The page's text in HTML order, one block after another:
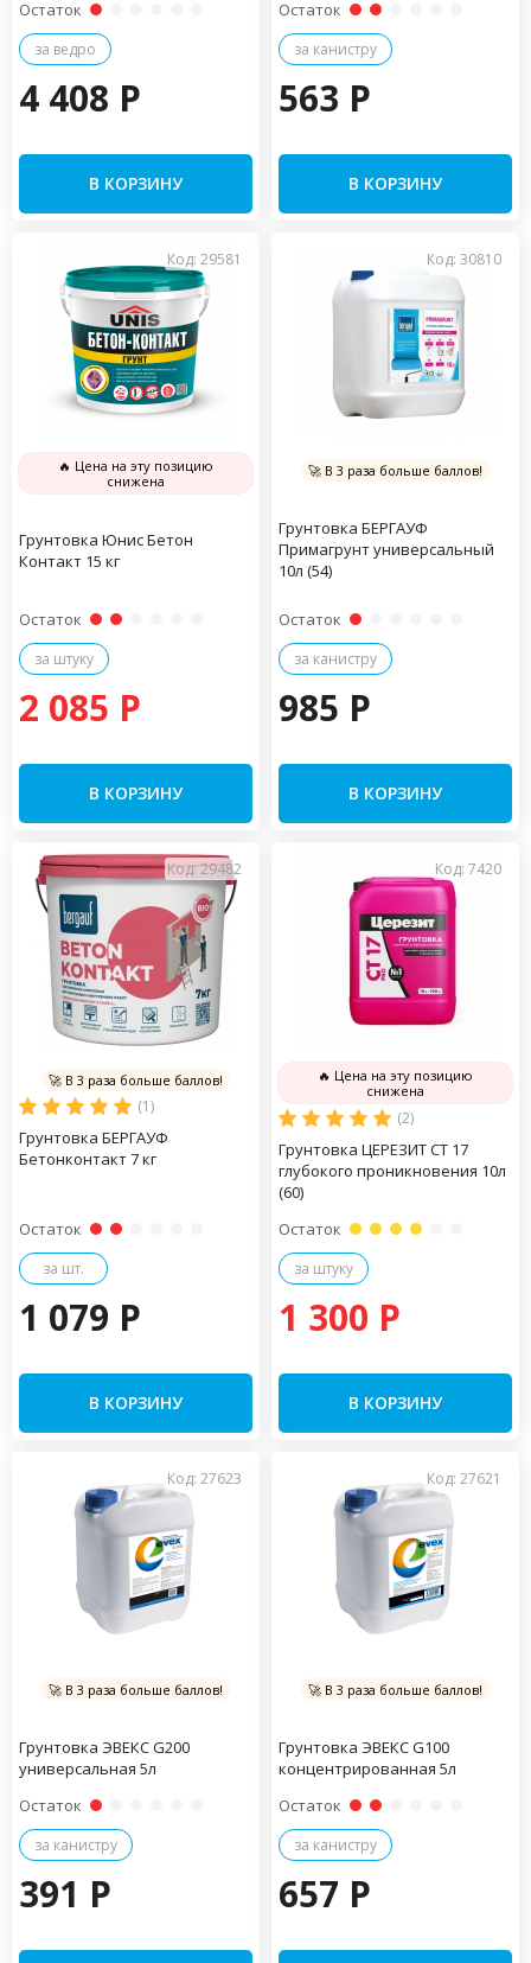
Остаток
за ведро
4 408 P
В КОРЗИНУ
Остаток
за канистру
563 P
В КОРЗИНУ
Код: 29581
🔥 Цена на эту позицию
снижена
Грунтовка Юнис Бетон
Контакт 15 кг
Остаток
за штуку
2 085 P
В КОРЗИНУ
Код: 30810
🚀 В 3 раза больше баллов!
Грунтовка БЕРГАУФ
Примагрунт универсальный
10л (54)
Остаток
за канистру
985 P
В КОРЗИНУ
Код: 29482
🚀 В 3 раза больше баллов!
(1)
Грунтовка БЕРГАУФ
Бетонконтакт 7 кг
Остаток
за шт.
1 079 P
В КОРЗИНУ
Код: 7420
🔥 Цена на эту позицию
снижена
(2)
Грунтовка ЦЕРЕЗИТ СТ 17
глубокого проникновения 10л
(60)
Остаток
за штуку
1 300 P
В КОРЗИНУ
Код: 27623
🚀 В 3 раза больше баллов!
Грунтовка ЭВЕКС G200
универсальная 5л
Остаток
за канистру
391 P
Код: 27621
🚀 В 3 раза больше баллов!
Грунтовка ЭВЕКС G100
концентрированная 5л
Остаток
за канистру
657 P